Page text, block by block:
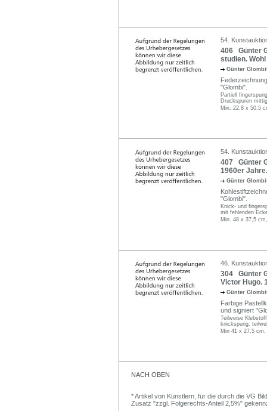
54.
406 Günter
studien.
Günter
"Glombi".
Partiell
Druckspuren
Min. 22,8 x 50,5
54.
407 Günter
1960er Jahre.
Günter
"Glombi".
Knick- und
mit fehlenden
Min. 48 x 37,5
46.
304 Günter
Victor Hugo.
Günter
Farbige
und signiert
Teilweise
knickspurig,
Min 41 x 27,5
NACH OBEN
* Artikel von Künstlern, für die durch die VG
Zusatz "zzgl. Folgerechts-Anteil 2,5%"